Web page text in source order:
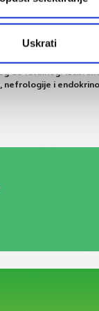
Uskrati
do fatalnog:
nefrologije i